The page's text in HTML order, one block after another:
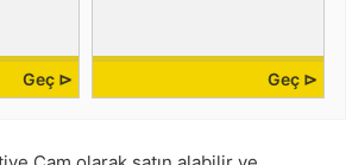
Geç ⊳ Geç ⊳